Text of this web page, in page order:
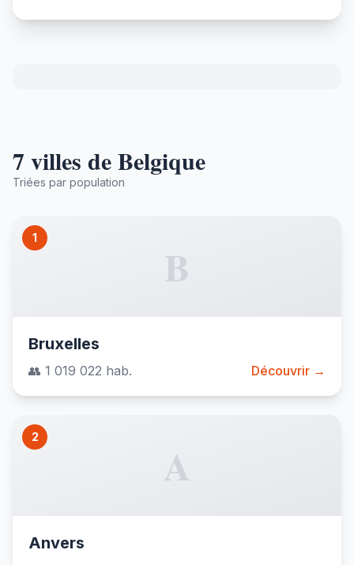
7 villes de Belgique
Triées par population
1
B
Bruxelles
👥 1 019 022 hab. Découvrir →
2
A
Anvers